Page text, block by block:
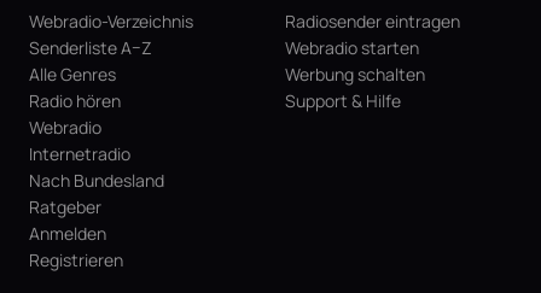
Webradio-Verzeichnis
Senderliste A–Z
Alle Genres
Radio hören
Webradio
Internetradio
Nach Bundesland
Ratgeber
Anmelden
Registrieren
Radiosender eintragen
Webradio starten
Werbung schalten
Support & Hilfe